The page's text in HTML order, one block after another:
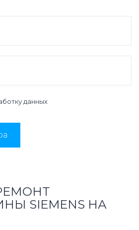
данных
SIEMENS НА